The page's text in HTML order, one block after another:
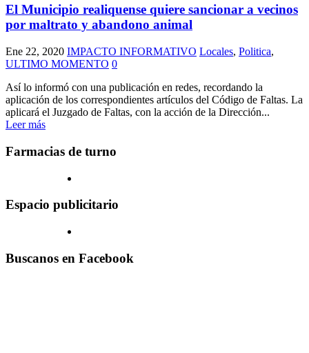
El Municipio realiquense quiere sancionar a vecinos
por maltrato y abandono animal
Ene 22, 2020 IMPACTO INFORMATIVO Locales, Politica,
ULTIMO MOMENTO 0
Así lo informó con una publicación en redes, recordando la
aplicación de los correspondientes artículos del Código de Faltas. La
aplicará el Juzgado de Faltas, con la acción de la Dirección...
Leer más
Farmacias de turno
Espacio publicitario
Buscanos en Facebook